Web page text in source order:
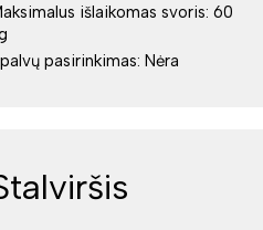
išlaikomas svoris: 60
pasirinkimas: Nėra